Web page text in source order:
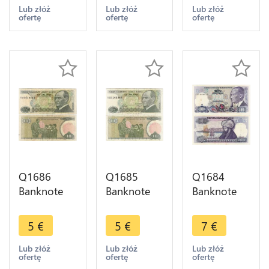
Atatürk
1970 UNC -
offer
Lub złóż
ofertę
Kemal
Atatürk
Make offer
Lub złóż
ofertę
Kemal
Atatürk
Make offer
Lub złóż
ofertę
Q1686
Banknote
Lirasi
Mustafa
Kemal
Atatürk
5 €
Lub złóż
ofertę
Q1685
Banknote
Lirasi
Mustafa
Kemal
Atatürk
5 €
Lub złóż
ofertę
Q1684
Banknote
1000 Lira
Mustafa
Kemal
Atatürk &
7 €
Lub złóż
ofertę